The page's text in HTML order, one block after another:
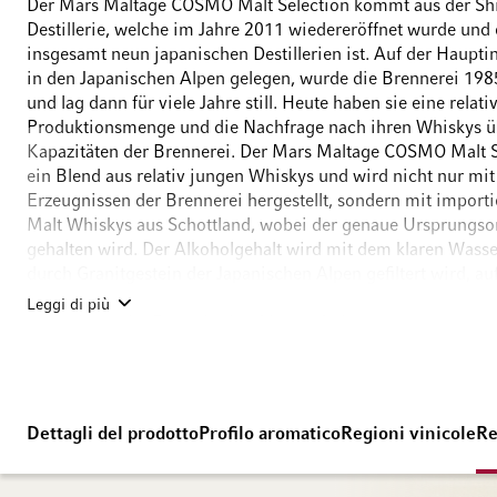
Der Mars Maltage COSMO Malt Selection kommt aus der
Destillerie, welche im Jahre 2011 wiedereröffnet wurde und
insgesamt neun japanischen Destillerien ist. Auf der
in den Japanischen Alpen gelegen, wurde die Brennerei
und lag dann für viele Jahre still. Heute haben sie eine
Produktionsmenge und die Nachfrage nach ihren Whiskys
Kapazitäten der Brennerei. Der Mars Maltage COSMO Malt
ein Blend aus relativ jungen Whiskys und wird nicht nur mit
Erzeugnissen der Brennerei hergestellt, sondern mit
Malt Whiskys aus Schottland, wobei der genaue
gehalten wird. Der Alkoholgehalt wird mit dem klaren
gesetzt und danach abgefüllt. Seinen Namen hat der Cosmo
Leggi di più
Dettagli del prodottoProfilo aromaticoRegioni vinicole